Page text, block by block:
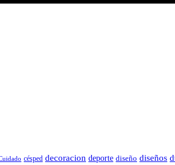
césped decoracion deporte diseño diseños